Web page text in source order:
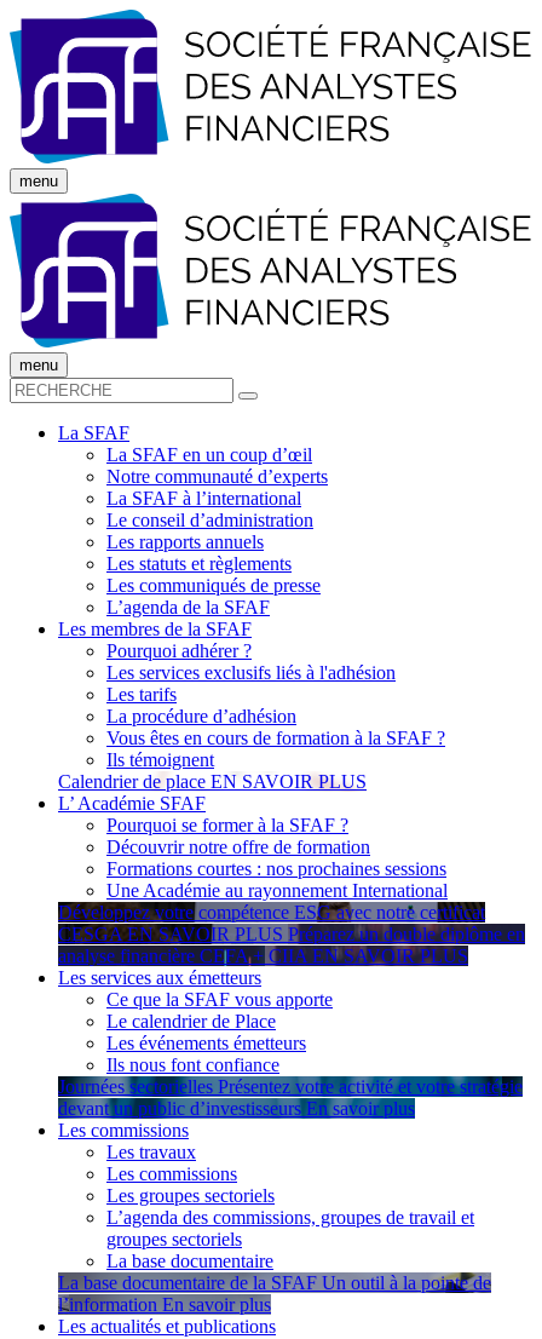
menu
menu
La SFAF
La SFAF en un coup d’œil
Notre communauté d’experts
La SFAF à l’international
Le conseil d’administration
Les rapports annuels
Les statuts et règlements
Les communiqués de presse
L’agenda de la SFAF
Les membres de la SFAF
Pourquoi adhérer ?
Les services exclusifs liés à l'adhésion
Les tarifs
La procédure d’adhésion
Vous êtes en cours de formation à la SFAF ?
Ils témoignent
Calendrier de place EN SAVOIR PLUS
L’ Académie SFAF
Pourquoi se former à la SFAF ?
Découvrir notre offre de formation
Formations courtes : nos prochaines sessions
Une Académie au rayonnement International
Développez votre compétence ESG avec notre certificat
CESGA EN SAVOIR PLUS Préparez un double diplôme en
analyse financière CEFA + CIIA EN SAVOIR PLUS
Les services aux émetteurs
Ce que la SFAF vous apporte
Le calendrier de Place
Les événements émetteurs
Ils nous font confiance
Journées sectorielles Présentez votre activité et votre stratégie
devant un public d’investisseurs En savoir plus
Les commissions
Les travaux
Les commissions
Les groupes sectoriels
L’agenda des commissions, groupes de travail et
groupes sectoriels
La base documentaire
La base documentaire de la SFAF Un outil à la pointe de
l’information En savoir plus
Les actualités et publications